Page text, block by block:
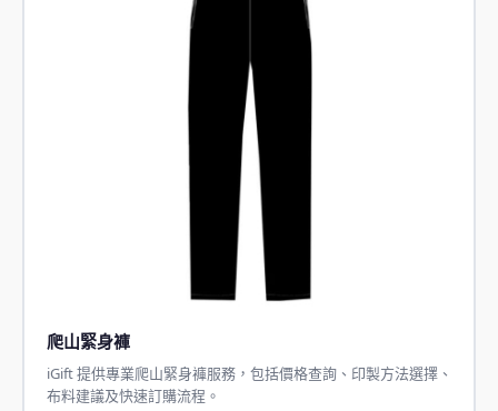
爬山緊身褲
iGift 提供專業爬山緊身褲服務，包括價格查詢、印製方法選擇、
布料建議及快速訂購流程。